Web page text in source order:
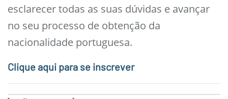
esclarecer todas as suas dúvidas e avançar
no seu processo de obtenção da
nacionalidade portuguesa.
Clique aqui para se inscrever